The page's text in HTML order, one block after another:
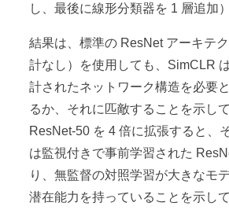
し、最後に線形分類器を 1 層追加）
結果は、標準の ResNet アーキテ
計なし）を使用しても、SimCLR
計されたネットワーク構造を必要
るか、それに匹敵することを示して
ResNet-50 を 4 倍に拡張すると、
は監視付きで事前学習された
り、無監督の対照学習が大きなモ
潜在能力を持っていることを示して